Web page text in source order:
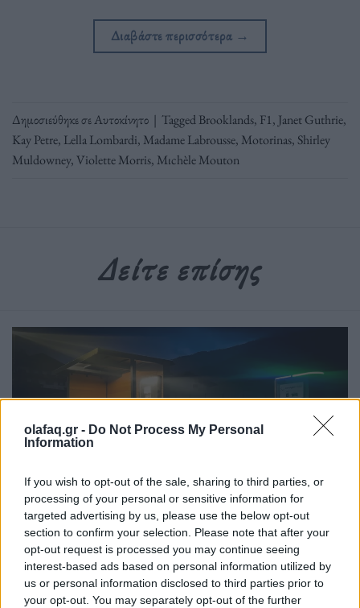
olafaq.gr - Do Not Process My Personal
Information
If you wish to opt-out of the sale, sharing to third parties, or
processing of your personal or sensitive information for
targeted advertising by us, please use the below opt-out
section to confirm your selection. Please note that after your
opt-out request is processed you may continue seeing
interest-based ads based on personal information utilized by
us or personal information disclosed to third parties prior to
your opt-out. You may separately opt-out of the further
Διαβάστε περισσότερα →
Δημοσιεύθηκε σεΑυτοκίνητο | TaggedBrooklands, F1, Janet Guthrie,
Kay Petre, Lella Lombardi, Madame Labrousse, Motorinas, Shirley
Muldowney,Violette Morris, Μιchèle Mouton
Δείτε επίσης
Αυτοκίνητο
Μια νέα γενιά καινοτομίας αναδύεται στην
καθαρή ενέργεια
29.08.25